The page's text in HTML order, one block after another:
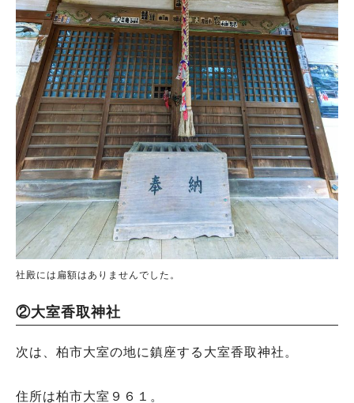
社殿には扁額はありませんでした。
②大室香取神社
次は、柏市大室の地に鎮座する大室香取神社。
住所は柏市大室９６１。